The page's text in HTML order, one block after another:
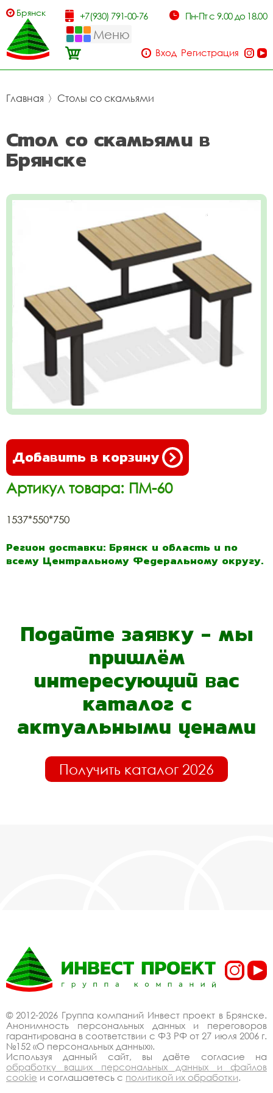
Брянск +7(930) 791-00-76 Пн-Пт с 9.00 до 18.00
Меню
Вход Регистрация
Главная 〉 Столы со скамьями
Стол со скамьями в
Брянске
Добавить в корзину
Артикул товара: ПМ-60
1537*550*750
Регион доставки: Брянск и область и по
всему Центральному Федеральному округу.
Подайте заявку - мы
пришлём
интересующий вас
каталог с
актуальными ценами
Получить каталог 2026
© 2012-2026 Группа компаний Инвест проект в Брянске.
Анонимность персональных данных и переговоров
гарантирована в соответствии с ФЗ РФ от 27 июля 2006 г.
№152 «О персональных данных».
Используя данный сайт, вы даёте согласие на
обработку ваших персональных данных и файлов
cookie и соглашаетесь с политикой их обработки.